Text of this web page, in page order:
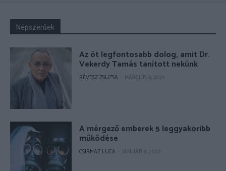
Népszerűek
Az öt legfontosabb dolog, amit Dr.
Vekerdy Tamás tanított nekünk
RÉVÉSZ ZSUZSA MÁRCIUS 9, 2021
A mérgező emberek 5 leggyakoribb
működése
CSIRMAZ LUCA JANUÁR 9, 2022